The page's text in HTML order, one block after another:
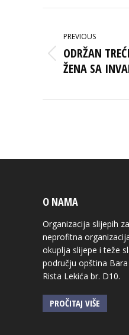
PREVIOUS
Previous
post:
ODRŽAN
ŽENA SA
O NAMA
Organizacija slijepih
neprofitna
okuplja slijepe i teže
području opština
Rista Lekića br. D10.
PROČITAJ VIŠE